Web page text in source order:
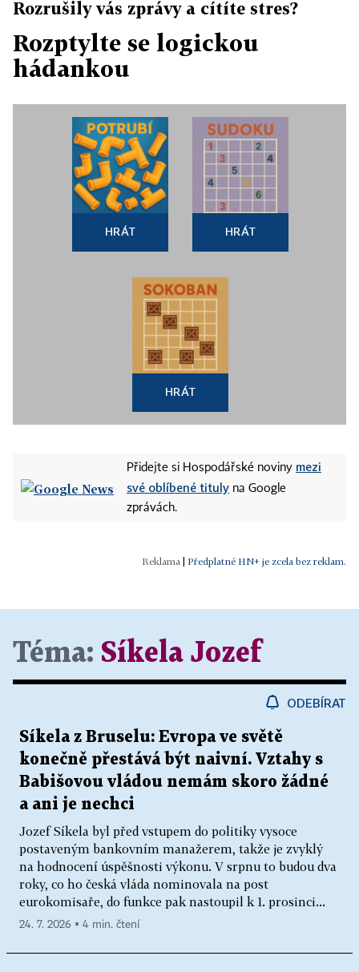
Rozrušily vás zprávy a cítíte stres?
Rozptylte se logickou
hádankou
HRÁT HRÁT
HRÁT
Přidejte si Hospodářské noviny mezi
své oblíbené tituly na Google
zprávách.
Předplatné HN+ je zcela bez reklam.
Téma: Síkela Jozef
ODEBÍRAT
Síkela z Bruselu: Evropa ve světě
konečně přestává být naivní. Vztahy s
Babišovou vládou nemám skoro žádné
a ani je nechci
Jozef Síkela byl před vstupem do politiky vysoce
postaveným bankovním manažerem, takže je zvyklý
na hodnocení úspěšnosti výkonu. V srpnu to budou dva
roky, co ho česká vláda nominovala na post
eurokomisaře, do funkce pak nastoupil k 1. prosinci...
24. 7. 2026 ▪ 4 min. čtení